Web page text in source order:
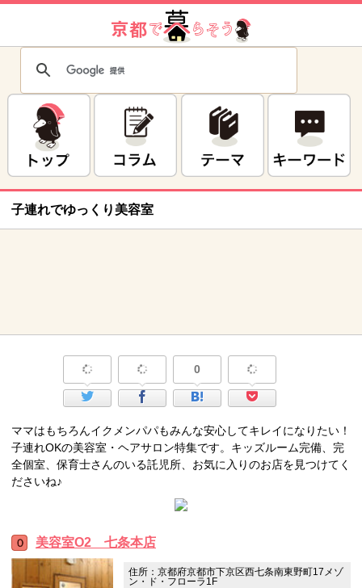
子連れでゆっくり美容室
0
ママはもちろんイクメンパパもみんな安心してキレイになりたい！
子連れOKの美容室・ヘアサロン特集です。キッズルーム完備、完
全個室、保育士さんのいる託児所、お気に入りのお店を見つけてく
ださいね♪
美容室O2 七条本店
住所：京都府京都市下京区西七条南東野町17メゾ
ン・ド・フローラ1F